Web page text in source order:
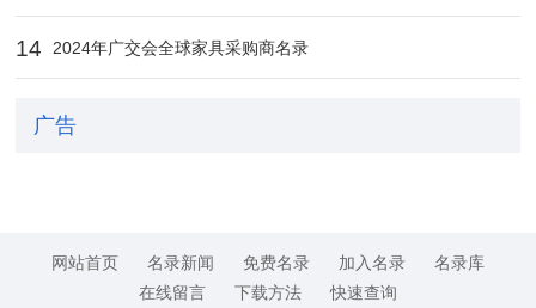
14 2024年广交会全球家具采购商名录
广告
网站首页 名录新闻 免费名录 加入名录
名录库
在线留言
下载方法 快速查询